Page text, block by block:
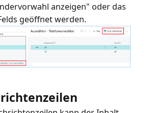
anzeigen" oder das